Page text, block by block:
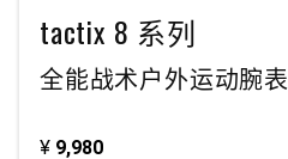
tactix 8 系列
全能战术户外运动腕表
¥ 9,980